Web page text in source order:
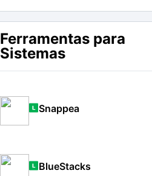
Ferramentas para
Sistemas
Snappea
BlueStacks